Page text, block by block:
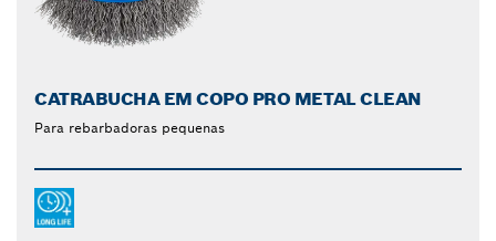
CATRABUCHA EM COPO PRO METAL CLEAN
Para rebarbadoras pequenas